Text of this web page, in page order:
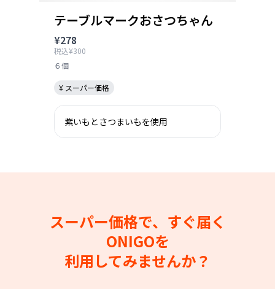
テーブルマークおさつちゃん
¥278
税込¥300
６個
¥ スーパー価格
紫いもとさつまいもを使用
スーパー価格で、すぐ届く
ONIGOを
利用してみませんか？